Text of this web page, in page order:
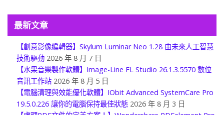
最新文章
【創意影像編輯器】Skylum Luminar Neo 1.28 由未來人工智慧
技術驅動 2026 年 8 月 7 日
【水果音樂製作軟體】Image-Line FL Studio 26.1.3.5570 數位
音訊工作站 2026 年 8 月 5 日
【電腦清理與效能優化軟體】IObit Advanced SystemCare Pro
19.5.0.226 讓你的電腦保持最佳狀態 2026 年 8 月 3 日